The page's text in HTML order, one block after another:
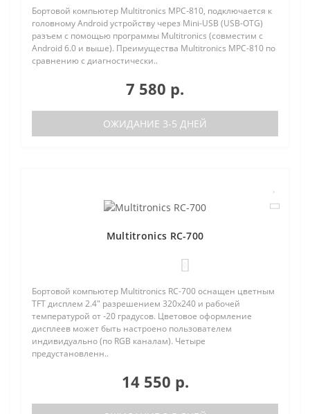
Бортовой компьютер Multitronics MPC-810, подключается к
головному Android устройству через Mini-USB (USB-OTG)
разъем с помощью программы Multitronics (совместим с
Android 6.0 и выше). Преимущества Multitronics MPC-810 по
сравнению с диагностически..
7 580 р.
ОЖИДАНИЕ 3-5 ДНЕЙ
Multitronics RC-700
Бортовой компьютер Multitronics RC-700 оснащен цветным
TFT дисплем 2.4" разрешением 320х240 и рабочей
температурой от -20 градусов. Цветовое оформление
дисплеев может быть настроено пользователем
индивидуально (по RGB каналам). Четыре
предустановленн..
14 550 р.